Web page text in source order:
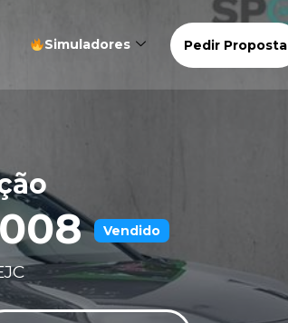
Simuladores Pedir Proposta
Vendido